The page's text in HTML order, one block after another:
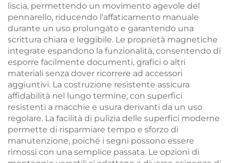
liscia, permettendo un movimento agevole del
pennarello, riducendo l'affaticamento manuale
durante un uso prolungato e garantendo una
scrittura chiara e leggibile. Le proprietà magnetiche
integrate espandono la funzionalità, consentendo di
esporre facilmente documenti, grafici o altri
materiali senza dover ricorrere ad accessori
aggiuntivi. La costruzione resistente assicura
affidabilità nel lungo termine, con superfici
resistenti a macchie e usura derivanti da un uso
regolare. La facilità di pulizia delle superfici moderne
permette di risparmiare tempo e sforzo di
manutenzione, poiché i segni possono essere
rimossi con una semplice passata. Le opzioni di